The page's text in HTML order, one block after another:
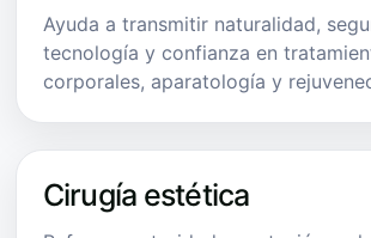
Ayuda a transmitir naturalidad,
tecnología y confianza en
corporales, aparatología y
Cirugía estética